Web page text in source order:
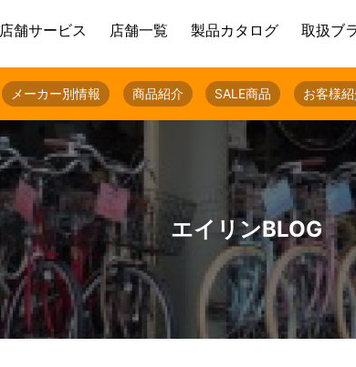
店舗サービス 店舗一覧 製品カタログ 取扱ブ
メーカー別情報 商品紹介 SALE商品 お客様
エイリンBLOG